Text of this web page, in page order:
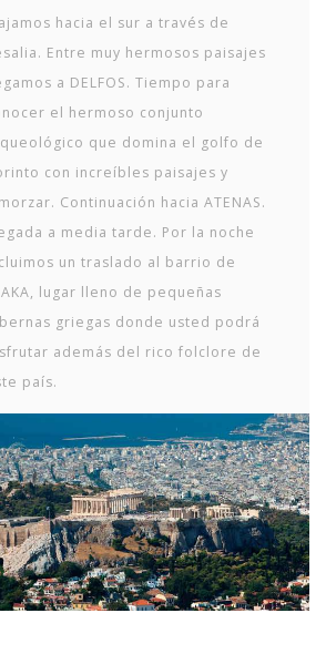
hacia el sur a través de
Entre muy hermosos paisajes
a DELFOS. Tiempo para
el hermoso conjunto
que domina el golfo de
con increíbles paisajes y
Continuación hacia ATENAS.
a media tarde. Por la noche
un traslado al barrio de
lugar lleno de pequeñas
griegas donde usted podrá
además del rico folclore de
país.